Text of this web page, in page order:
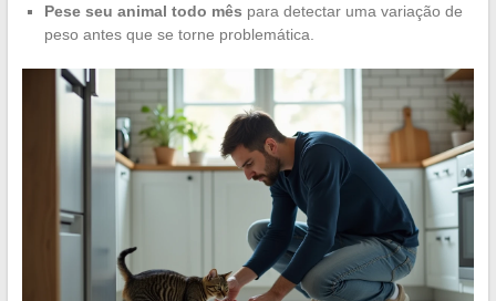
Pese seu animal todo mês para detectar uma variação de
peso antes que se torne problemática.